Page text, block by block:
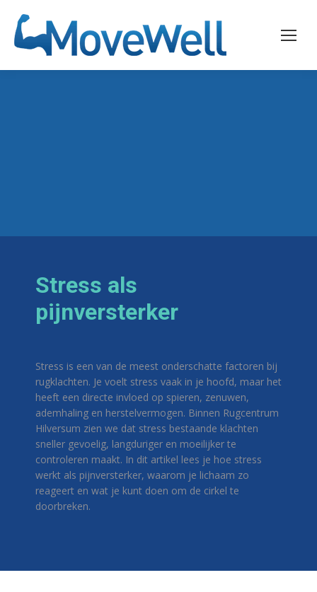
Stress als
pijnversterker
Stress is een van de meest onderschatte factoren bij
rugklachten. Je voelt stress vaak in je hoofd, maar het
heeft een directe invloed op spieren, zenuwen,
ademhaling en herstelvermogen. Binnen Rugcentrum
Hilversum zien we dat stress bestaande klachten
sneller gevoelig, langduriger en moeilijker te
controleren maakt. In dit artikel lees je hoe stress
werkt als pijnversterker, waarom je lichaam zo
reageert en wat je kunt doen om de cirkel te
doorbreken.